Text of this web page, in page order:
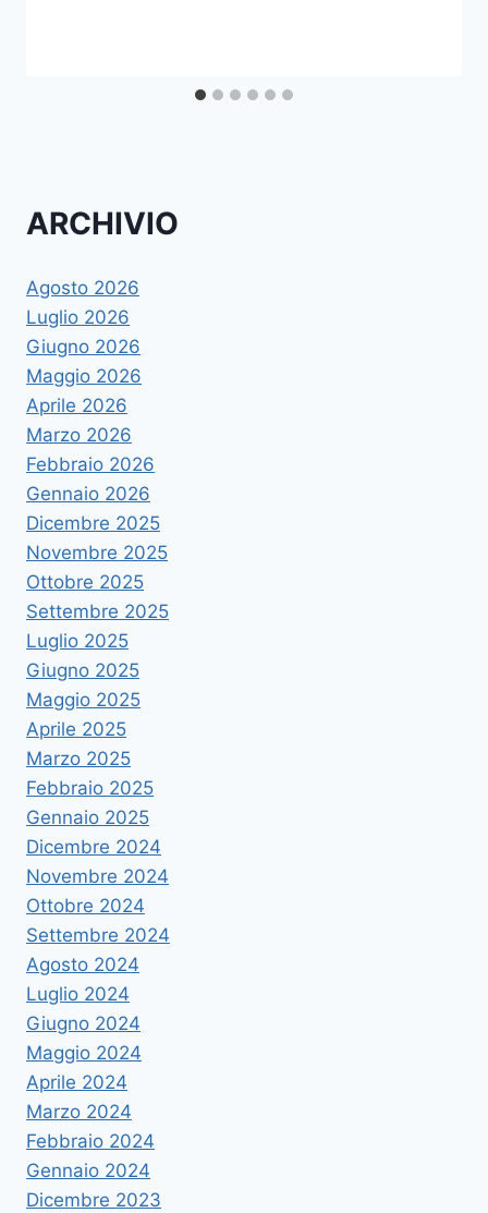
ARCHIVIO
Agosto 2026
Luglio 2026
Giugno 2026
Maggio 2026
Aprile 2026
Marzo 2026
Febbraio 2026
Gennaio 2026
Dicembre 2025
Novembre 2025
Ottobre 2025
Settembre 2025
Luglio 2025
Giugno 2025
Maggio 2025
Aprile 2025
Marzo 2025
Febbraio 2025
Gennaio 2025
Dicembre 2024
Novembre 2024
Ottobre 2024
Settembre 2024
Agosto 2024
Luglio 2024
Giugno 2024
Maggio 2024
Aprile 2024
Marzo 2024
Febbraio 2024
Gennaio 2024
Dicembre 2023